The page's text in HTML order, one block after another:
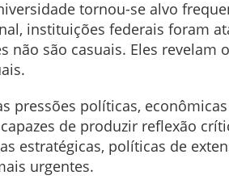
tornou-se alvo
instituições federais foram
não são casuais. Eles
pressões políticas,
de produzir reflexão
estratégicas, políticas de
urgentes.